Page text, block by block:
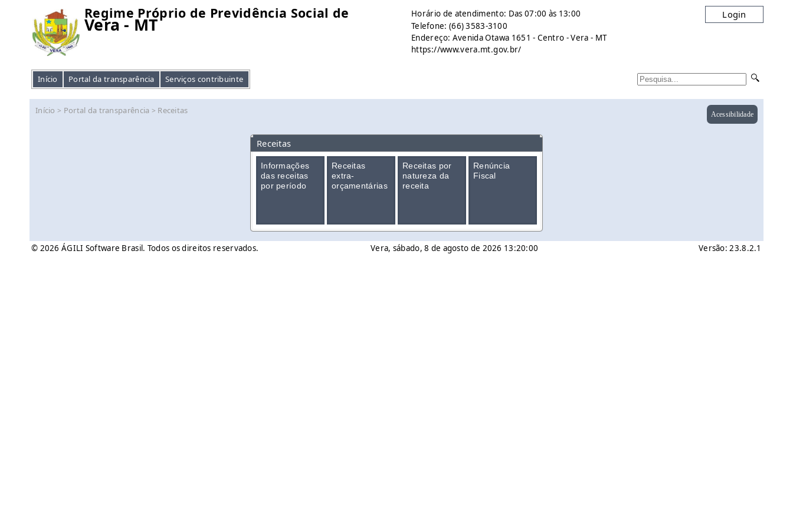
Login
Regime Próprio de Previdência Social de Horário de atendimento: Das 07:00 às 13:00
Vera - MT
Telefone: (66) 3583-3100
Endereço: Avenida Otawa 1651 - Centro - Vera - MT
https://www.vera.mt.gov.br/
Início Portal da transparência Serviços contribuinte
Início > Portal da transparência > Receitas Acessibilidade
Receitas
Informações
das receitas
por período
Receitas
extra-
orçamentárias
Receitas por
natureza da
receita
Renúncia
Fiscal
© 2026 ÁGILI Software Brasil. Todos os direitos reservados. Vera, sábado, 8 de agosto de 2026 13:20:00 Versão: 23.8.2.1